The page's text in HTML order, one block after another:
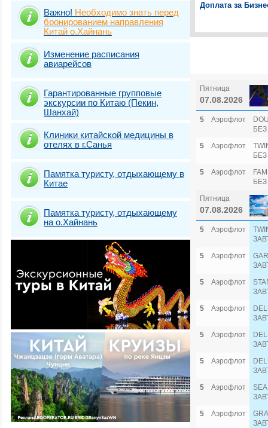
Важно! Необходимо знать перед
бронированием направления
Китай о.Хайнань
Изменение расписания
авиарейсов
Гарантированные групповые
экскурсии по Китаю (Пекин,
Шанхай)
Клиники китайской медицины в
отелях в г.Санья
Памятка туристу, отдыхающему в
Китае
Памятка туристу, отдыхающему
на о.Хайнань
Доплата за
Подробнее о визе
Пятница
07.08.2026
5 Аэрофлот
5
Аэрофлот
5
Аэрофлот
Пятница
07.08.2026
5 Аэрофлот
5
Аэрофлот
5
Аэрофлот
5
Аэрофлот
5
Аэрофлот
5
Аэрофлот
5
Аэрофлот
5
Аэрофлот